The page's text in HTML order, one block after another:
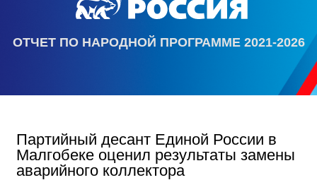
ОТЧЕТ ПО НАРОДНОЙ ПРОГРАММЕ 2021-2026
Партийный десант Единой России в
Малгобеке оценил результаты замены
аварийного коллектора